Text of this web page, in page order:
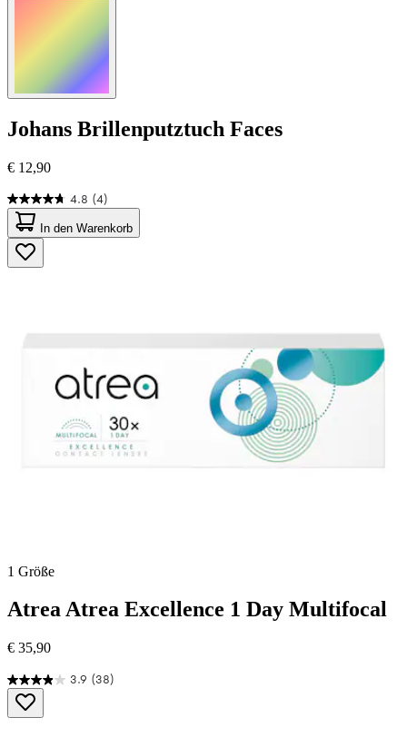
Johans Brillenputztuch Faces
€ 12,90
4.8 (4)
4.8
von
5
Sternen.
4
In den Warenkorb
1 Größe
AtreaAtrea Excellence 1 Day Multifocal
€ 35,90
3.9 (38)
3.9
von
5